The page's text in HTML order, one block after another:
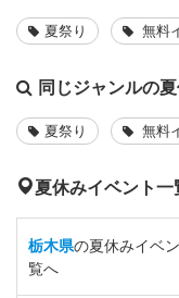
夏祭り 無料
同じジャンルの
夏祭り 無料
夏休みイベント一
栃木県の夏休みイベ
覧へ